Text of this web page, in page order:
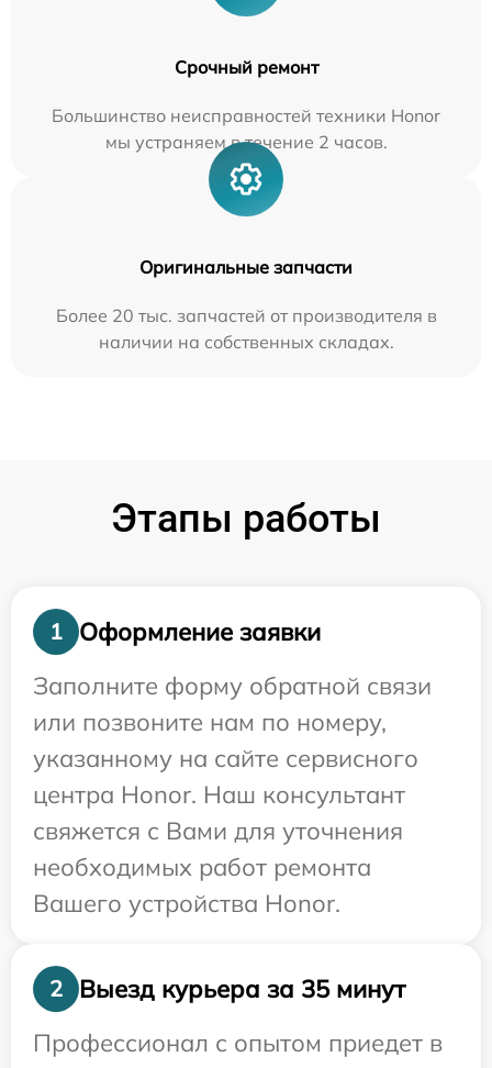
Срочный ремонт
Большинство неисправностей техники Honor
мы устраняем в течение 2 часов.
Оригинальные запчасти
Более 20 тыс. запчастей от производителя в
наличии на собственных складах.
Этапы работы
1
Оформление заявки
Заполните форму обратной связи
или позвоните нам по номеру,
указанному на сайте сервисного
центра Honor. Наш консультант
свяжется с Вами для уточнения
необходимых работ ремонта
Вашего устройства Honor.
2
Выезд курьера за 35 минут
Профессионал с опытом приедет в